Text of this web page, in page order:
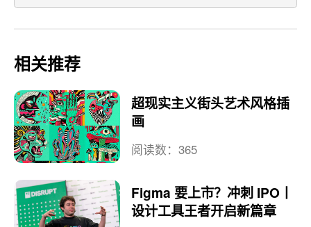
相关推荐
超现实主义街头艺术风格插
画
阅读数：365
Figma 要上市？冲刺 IPO丨
设计工具王者开启新篇章